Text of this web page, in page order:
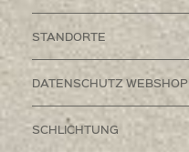
STANDORTE
DATENSCHUTZ WEBSHOP
SCHLICHTUNG